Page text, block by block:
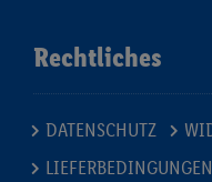
Rechtliches
DATENSCHUTZ
LIEFERBEDINGUNGEN